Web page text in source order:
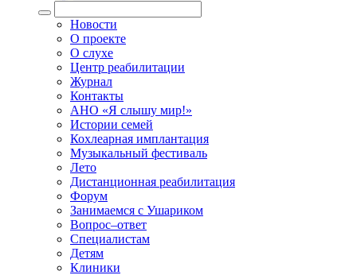
Новости
О проекте
О слухе
Центр реабилитации
Журнал
Контакты
АНО «Я слышу мир!»
Истории семей
Кохлеарная имплантация
Музыкальный фестиваль
Лето
Дистанционная реабилитация
Форум
Занимаемся с Ушариком
Вопрос–ответ
Специалистам
Детям
Клиники